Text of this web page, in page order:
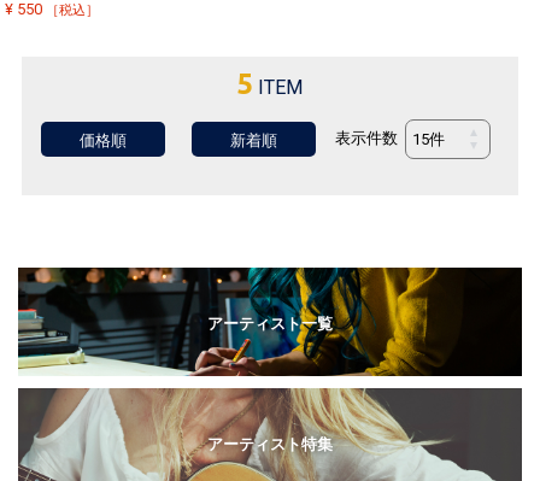
¥ 550 ［税込］
5 ITEM
価格順 新着順 表示件数
アーティスト一覧
アーティスト特集